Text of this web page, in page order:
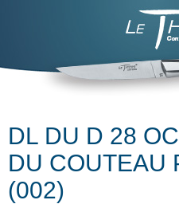
DL DU D 28
DU COUTEAU
(002)